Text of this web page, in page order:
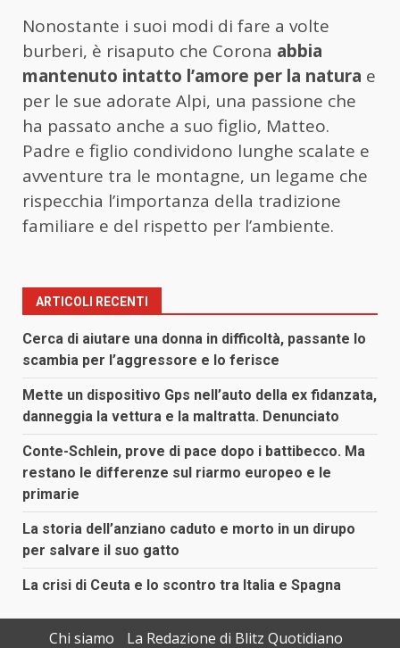
Nonostante i suoi modi di fare a volte
burberi, è risaputo che Corona abbia
mantenuto intatto l’amore per la natura e
per le sue adorate Alpi, una passione che
ha passato anche a suo figlio, Matteo.
Padre e figlio condividono lunghe scalate e
avventure tra le montagne, un legame che
rispecchia l’importanza della tradizione
familiare e del rispetto per l’ambiente.
ARTICOLI RECENTI
Cerca di aiutare una donna in difficoltà, passante lo
scambia per l’aggressore e lo ferisce
Mette un dispositivo Gps nell’auto della ex fidanzata,
danneggia la vettura e la maltratta. Denunciato
Conte-Schlein, prove di pace dopo i battibecco. Ma
restano le differenze sul riarmo europeo e le
primarie
La storia dell’anziano caduto e morto in un dirupo
per salvare il suo gatto
La crisi di Ceuta e lo scontro tra Italia e Spagna
Chi siamo La Redazione di Blitz Quotidiano